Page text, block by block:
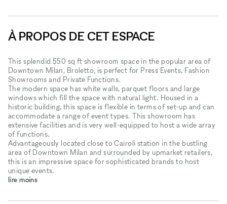
À PROPOS DE CET ESPACE
This splendid 550 sq ft showroom space in the popular area of
Downtown Milan, Broletto, is perfect for Press Events, Fashion
Showrooms and Private Functions.
The modern space has white walls, parquet floors and large
windows which fill the space with natural light. Housed in a
historic building, this space is flexible in terms of set-up and can
accommodate a range of event types. This showroom has
extensive facilities and is very well-equipped to host a wide array
of functions.
Advantageously located close to Cairoli station in the bustling
area of Downtown Milan and surrounded by upmarket retailers,
this is an impressive space for sophisticated brands to host
unique events.
lire moins